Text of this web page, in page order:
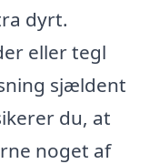
dyrt.
eller tegl
sjældent
du, at
noget af